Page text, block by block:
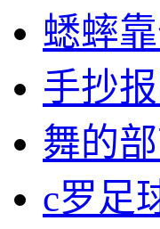
蟋蟀
手抄
舞的
c罗足